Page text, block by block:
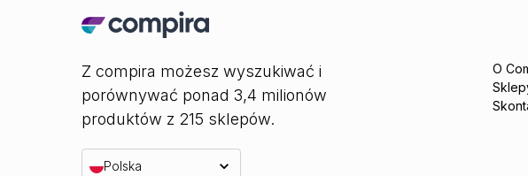
Z compira możesz wyszukiwać i
porównywać ponad 3,4 milionów
produktów z 215 sklepów.
Polska
O